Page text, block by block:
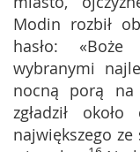
Modin rozbił
hasło:
wybranymi
nocną porą
zgładził
największego ze